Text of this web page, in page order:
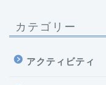
カテゴリー
アクティビティ